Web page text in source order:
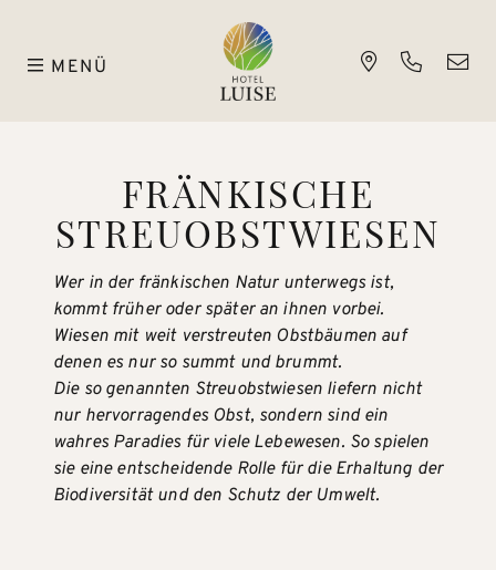
MENÜ
FRÄNKISCHE
STREUOBSTWIESEN
Wer in der fränkischen Natur unterwegs ist,
kommt früher oder später an ihnen vorbei.
Wiesen mit weit verstreuten Obstbäumen auf
denen es nur so summt und brummt.
Die so genannten Streuobstwiesen liefern nicht
nur hervorragendes Obst, sondern sind ein
wahres Paradies für viele Lebewesen. So spielen
sie eine entscheidende Rolle für die Erhaltung der
Biodiversität und den Schutz der Umwelt.